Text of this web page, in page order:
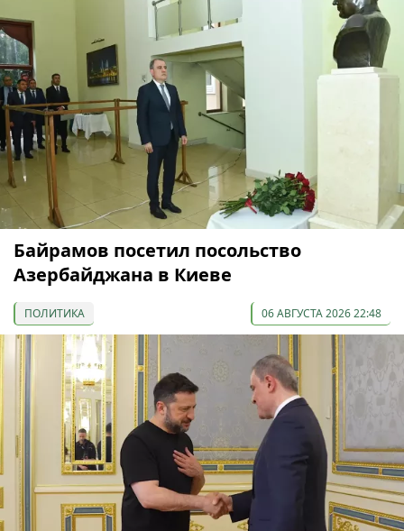
Байрамов посетил посольство
Азербайджана в Киеве
ПОЛИТИКА 06 АВГУСТА 2026 22:48